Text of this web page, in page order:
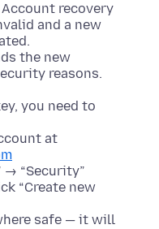
recovery
and a new
the new
you need to
at
→ “Security”
“Create new
safe — it will